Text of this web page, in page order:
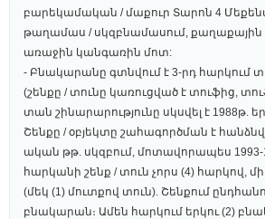
բարեկամական / մաքուր Տարոն 4
թաղամաս / սկզբնամասում,
առաջին կանգառին մոտ:
- Բնակարանը գտնվում է 3-րդ հարկում
(շենքը / տունը կառուցված է տուֆից,
տան շինարարությունը սկսվել է 1988թ.
Շենքը / օբյեկտը շահագործման է
ական թթ. սկզբում, մոտավորապես 1993-
հարկանի շենք / տուն չորս (4) հարկով,
(մեկ (1) մուտքով տուն). Շենքում
բնակարան։ Ամեն հարկում երկու (2)